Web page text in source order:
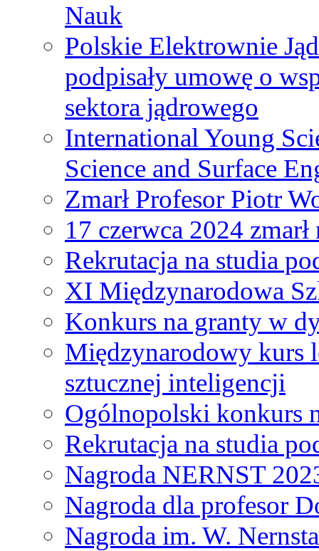
Nauk
Polskie Elektrownie
podpisały umowę o
sektora jądrowego
International Young
Science and Surface
Zmarł Profesor Piotr
17 czerwca 2024
Rekrutacja na studia
XI Międzynarodowa
Konkurs na granty w
Międzynarodowy kurs
sztucznej inteligencji
Ogólnopolski konkurs
Rekrutacja na studia
Nagroda NERNST
Nagroda dla profesor
Nagroda im. W.